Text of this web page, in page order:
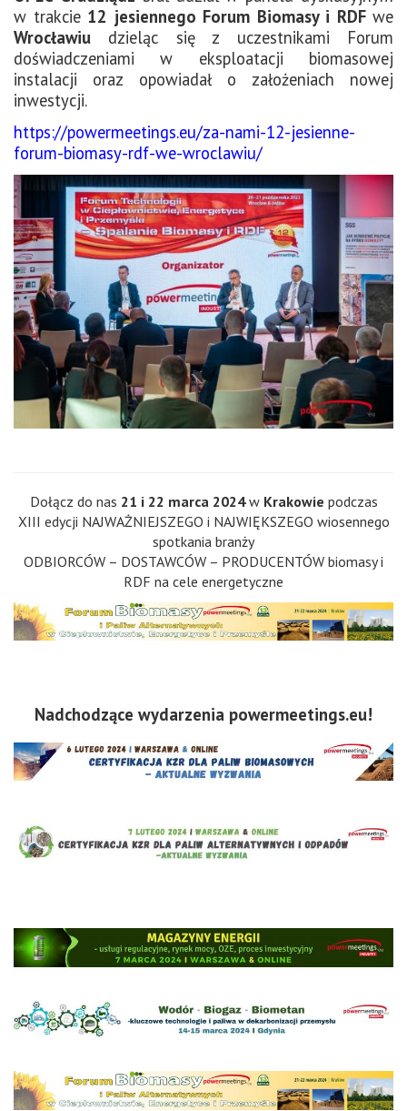
w trakcie 12 jesiennego Forum Biomasy i RDFwe
Wrocławiu dzieląc się z uczestnikami Forum
doświadczeniami w eksploatacji biomasowej
instalacji oraz opowiadał o założeniach nowej
inwestycji.
https://powermeetings.eu/za-nami-12-jesienne-
forum-biomasy-rdf-we-wroclawiu/
Dołącz do nas 21 i 22 marca 2024w Krakowie podczas
XIII edycji NAJWAŻNIEJSZEGO i NAJWIĘKSZEGO wiosennego
spotkania branży
ODBIORCÓW – DOSTAWCÓW – PRODUCENTÓW biomasy i
RDF na cele energetyczne
Nadchodzące wydarzenia powermeetings.eu!